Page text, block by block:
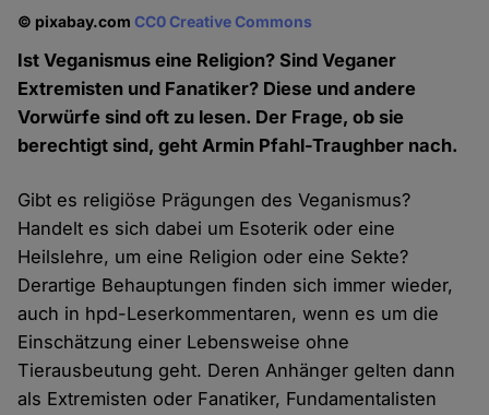
© pixabay.comCC0 Creative Commons
Ist Veganismus eine Religion? Sind Veganer
Extremisten und Fanatiker? Diese und andere
Vorwürfe sind oft zu lesen. Der Frage, ob sie
berechtigt sind, geht Armin Pfahl-Traughber nach.
Gibt es religiöse Prägungen des Veganismus?
Handelt es sich dabei um Esoterik oder eine
Heilslehre, um eine Religion oder eine Sekte?
Derartige Behauptungen finden sich immer wieder,
auch in hpd-Leserkommentaren, wenn es um die
Einschätzung einer Lebensweise ohne
Tierausbeutung geht. Deren Anhänger gelten dann
als Extremisten oder Fanatiker, Fundamentalisten